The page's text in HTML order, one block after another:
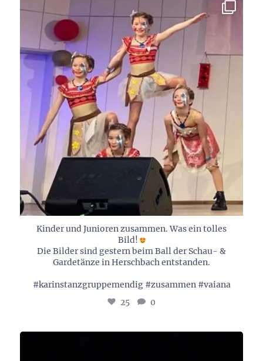
Kinder und Junioren zusammen. Was ein tolles
Bild!
Die Bilder sind gestern beim Ball der Schau- &
Gardetänze in Herschbach entstanden.
#karinstanzgruppemendig #zusammen #vaiana
25
0